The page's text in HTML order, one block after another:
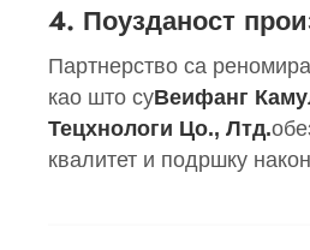
4. Поузданост
Партнерство са
као што суВеифанг
Тецхнологи Цо., Лтд.
квалитет и подршку